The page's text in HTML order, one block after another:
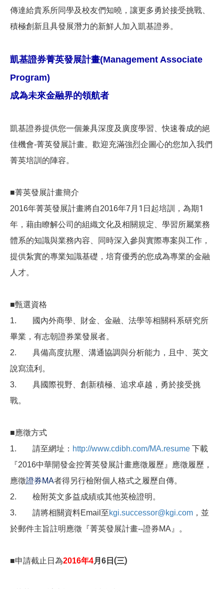
傳達給貴系所同學及校友們知曉，讓更多勇於接受挑戰、
積極創新且具發展潛力的新鮮人加入凱基證券。
凱基證券菁英發展計畫(Management Associate
Program)
成為未來金融界的領航者
凱基證券提供您一個兼具深度及廣度學習、快速養成的絕
佳機會-菁英發展計畫。歡迎充滿強烈企圖心的您加入我們
菁英培訓的陣容。
■菁英發展計畫簡介
2016年菁英發展計畫將自2016年7月1日起培訓，為期1
年，藉由瞭解公司的組織文化及相關規定、學習所屬業務
體系的知識與業務內容、同時深入參與實際專案與工作，
提供紮實的專業知識基礎，培育優秀的您成為專業的金融
人才。
■甄選資格
1.
國內外商學、財金、金融、法學等相關科系研究所
畢業，有志朝證券業發展者。
2. 具備高度抗壓、溝通協調與分析能力，且中、英文
說寫流利。
3. 具國際視野、創新積極、追求卓越，勇於接受挑
戰。
■應徵方式
1. 請至網址： http://www.cdibh.com/MA.resume 下載
『2016中華開發金控菁英發展計畫應徵履歷』應徵履歷，
應徵證券MA者得另行檢附個人格式之履歷自傳。
2. 檢附英文多益成績或其他英檢證明。
3. 請將相關資料Email 至kgi.successor@kgi.com ，並
於郵件主旨註明應徵『菁英發展計畫--證券MA』。
■申請截止日為2016年4月6日(三)